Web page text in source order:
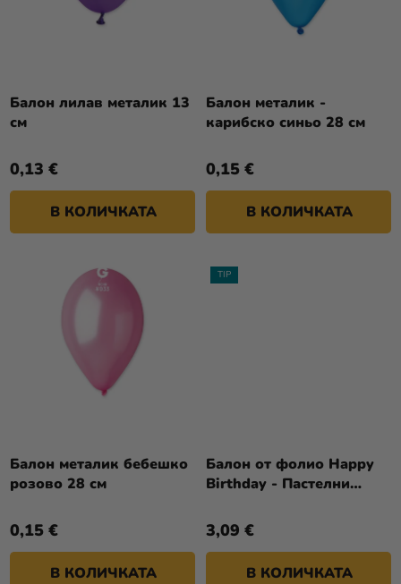
Разпродажба
Оценка
Вход
О
Д
К
Т
Т
Е
Балон лилав металик 13
см
0,13 €
В КОЛИЧКАТА
Балон металик -
карибско синьо 28 см
0,15 €
В КОЛИЧКАТА
Балон металик бебешко
розово 28 см
0,15 €
В КОЛИЧКАТА
TIP
Балон от фолио Happy
Birthday - Пастелни
3,09 €
В КОЛИЧКАТА